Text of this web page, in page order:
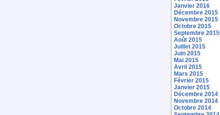
Janvier 2016
Décembre 2015
Novembre 2015
Octobre 2015
Septembre 2015
Août 2015
Juillet 2015
Juin 2015
Mai 2015
Avril 2015
Mars 2015
Février 2015
Janvier 2015
Décembre 2014
Novembre 2014
Octobre 2014